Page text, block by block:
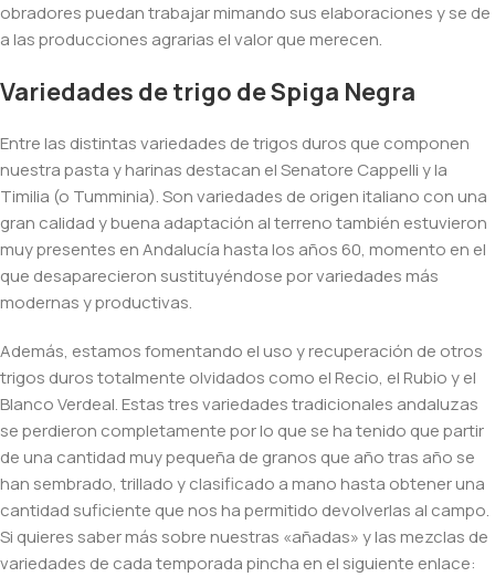
obradores puedan trabajar mimando sus elaboraciones y se de
a las producciones agrarias el valor que merecen.
Variedades de trigo de Spiga Negra
Entre las distintas variedades de trigos duros que componen
nuestra pasta y harinas destacan el Senatore Cappelli y la
Timilia (o Tumminia). Son variedades de origen italiano con una
gran calidad y buena adaptación al terreno también estuvieron
muy presentes en Andalucía hasta los años 60, momento en el
que desaparecieron sustituyéndose por variedades más
modernas y productivas.
Además, estamos fomentando el uso y recuperación de otros
trigos duros totalmente olvidados como el Recio, el Rubio y el
Blanco Verdeal. Estas tres variedades tradicionales andaluzas
se perdieron completamente por lo que se ha tenido que partir
de una cantidad muy pequeña de granos que año tras año se
han sembrado, trillado y clasificado a mano hasta obtener una
cantidad suficiente que nos ha permitido devolverlas al campo.
Si quieres saber más sobre nuestras «añadas» y las mezclas de
variedades de cada temporada pincha en el siguiente enlace: